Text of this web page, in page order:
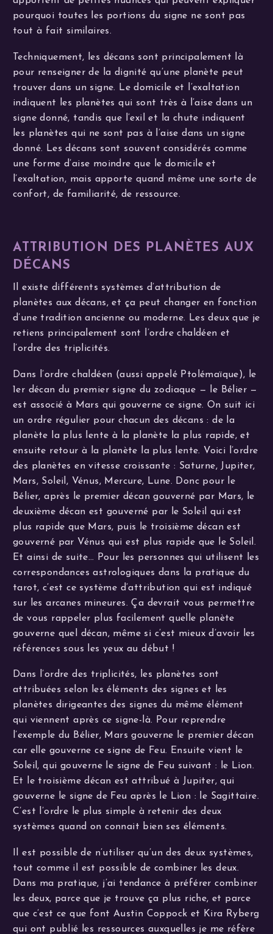
pourquoi toutes les portions du signe ne sont pas
tout à fait similaires.
Techniquement, les décans sont principalement là
pour renseigner de la dignité qu’une planète peut
trouver dans un signe. Le domicile et l’exaltation
indiquent les planètes qui sont très à l’aise dans un
signe donné, tandis que l’exil et la chute indiquent
les planètes qui ne sont pas à l’aise dans un signe
donné. Les décans sont souvent considérés comme
une forme d’aise moindre que le domicile et
l’exaltation, mais apporte quand même une sorte de
confort, de familiarité, de ressource.
ATTRIBUTION DES PLANÈTES AUX
DÉCANS
Il existe différents systèmes d’attribution de
planètes aux décans, et ça peut changer en fonction
d’une tradition ancienne ou moderne. Les deux que je
retiens principalement sont l’ordre chaldéen et
l’ordre des triplicités.
Dans l’ordre chaldéen (aussi appelé Ptolémaïque), le
1er décan du premier signe du zodiaque — le Bélier —
est associé à Mars qui gouverne ce signe. On suit ici
un ordre régulier pour chacun des décans : de la
planète la plus lente à la planète la plus rapide, et
ensuite retour à la planète la plus lente. Voici l’ordre
des planètes en vitesse croissante : Saturne, Jupiter,
Mars, Soleil, Vénus, Mercure, Lune. Donc pour le
Bélier, après le premier décan gouverné par Mars, le
deuxième décan est gouverné par le Soleil qui est
plus rapide que Mars, puis le troisième décan est
gouverné par Vénus qui est plus rapide que le Soleil.
Et ainsi de suite… Pour les personnes qui utilisent les
correspondances astrologiques dans la pratique du
tarot, c’est ce système d’attribution qui est indiqué
sur les arcanes mineures. Ça devrait vous permettre
de vous rappeler plus facilement quelle planète
gouverne quel décan, même si c’est mieux d’avoir les
références sous les yeux au début !
Dans l’ordre des triplicités, les planètes sont
attribuées selon les éléments des signes et les
planètes dirigeantes des signes du même élément
qui viennent après ce signe-là. Pour reprendre
l’exemple du Bélier, Mars gouverne le premier décan
car elle gouverne ce signe de Feu. Ensuite vient le
Soleil, qui gouverne le signe de Feu suivant : le Lion.
Et le troisième décan est attribué à Jupiter, qui
gouverne le signe de Feu après le Lion : le Sagittaire.
C’est l’ordre le plus simple à retenir des deux
systèmes quand on connait bien ses éléments.
Il est possible de n’utiliser qu’un des deux systèmes,
tout comme il est possible de combiner les deux.
Dans ma pratique, j’ai tendance à préférer combiner
les deux, parce que je trouve ça plus riche, et parce
que c’est ce que font Austin Coppock et Kira Ryberg
qui ont publié les ressources auxquelles je me réfère